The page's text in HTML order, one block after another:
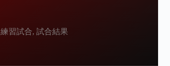
練習試合, 試合結果